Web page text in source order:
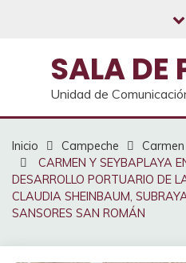
SALA DE
Unidad de
Inicio Campeche
Carmen
CARMEN Y SEYBAPLAYA
DESARROLLO PORTUARIO DE
CLAUDIA SHEINBAUM,
SANSORES SAN ROMÁN